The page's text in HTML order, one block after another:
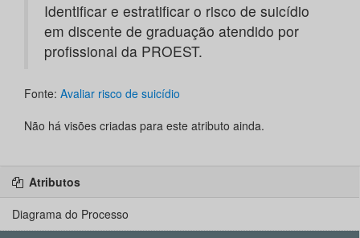
Identificar e estratificar o risco de suicídio
em discente de graduação atendido por
profissional da PROEST.
Fonte: Avaliar risco de suicídio
Não há visões criadas para este atributo ainda.
Atributos
Diagrama do Processo